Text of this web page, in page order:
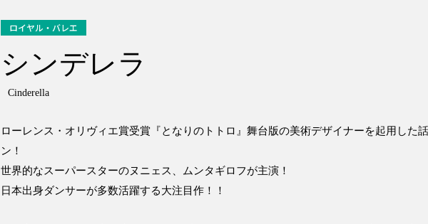
ロイヤル・バレエ
シンデレラ
Cinderella
ローレンス・オリヴィエ賞受賞『となりのトトロ』舞台版の美術デザイナーを起用した
ン！
世界的なスーパースターのヌニェス、ムンタギロフが主演！
日本出身ダンサーが多数活躍する大注目作！！